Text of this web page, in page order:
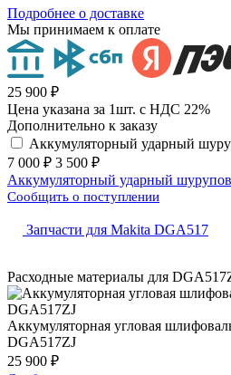
Подробнее о доставке
Мы принимаем к оплате
25 900 ₽
Цена указана за 1шт. с НДС 22%
Дополнительно к заказу
Аккумуляторный ударный
7 000 ₽ 3 500 ₽
Аккумуляторный ударный
Сообщить о поступлении
Запчасти для Makita DGA517
Расходные материалы для
Аккумуляторная угловая
DGA517ZJ
25 900 ₽